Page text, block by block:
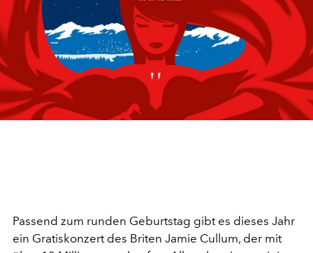
Passend zum runden Geburtstag gibt es dieses Jahr
ein Gratiskonzert des Briten Jamie Cullum, der mit